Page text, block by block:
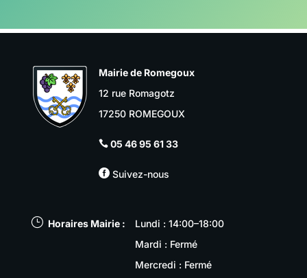
Mairie de Romegoux
12 rue Romagotz
17250 ROMEGOUX
 05 46 95 61 33
Suivez-nous
} Horaires Mairie :
Lundi : 14:00–18:00
Mardi : Fermé
Mercredi : Fermé